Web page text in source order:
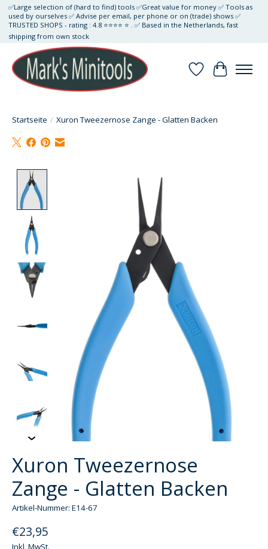
✅Large selection of (hard to find) tools ✅Great value for money ✅ Tools as
used by ourselves ✅ Advise per email, per phone or on (trade) shows ✅
TRUSTED SHOPS - rating : 4.8 ⭐⭐⭐⭐ ⭐ . ✅ Based in the Netherlands, fast
shipping from own stock
Wunschzettel
Ihr
Startseite / Xuron Tweezernose Zange - Glatten Backen
Product image slideshow Items
Xuron Tweezernose
Zange - Glatten Backen
Artikel-Nummer: E14-67
€23,95
Inkl. MwSt.